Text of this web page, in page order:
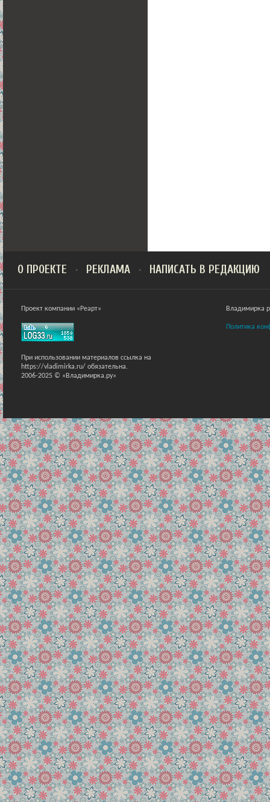
О ПРОЕКТЕ РЕКЛАМА НАПИСАТЬ В РЕДАКЦИЮ
Проект компании «Реарт»
При использовании материалов ссылка на
https://vladimirka.ru/ обязательна.
2006-2025 © «Владимирка.ру»
Владимирка
Политика